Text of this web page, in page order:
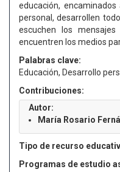
educación,
personal, desarrollen
escuchen los
encuentren los medios
Palabras clave:
Educación, Desarrollo
Contribuciones:
Autor:
María Rosario
Tipo de recurso
Programas de estudio